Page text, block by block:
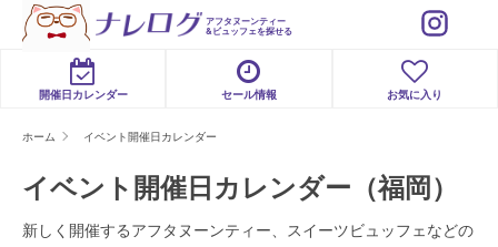
アフタヌーンティー
&ビュッフェを探せる
開催日カレンダー セール情報 お気に入り
ホーム イベント開催日カレンダー
イベント開催日カレンダー（福岡）
新しく開催するアフタヌーンティー、スイーツビュッフェなどの